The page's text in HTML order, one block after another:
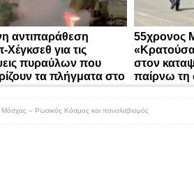
αντιπαράθεση
για τις
πυραύλων που
τα πλήγματα στο
55χρονος
στον
παίρνω τη
Μόσχας – Ρωσικός Κόσμος και πανσλαβισμός